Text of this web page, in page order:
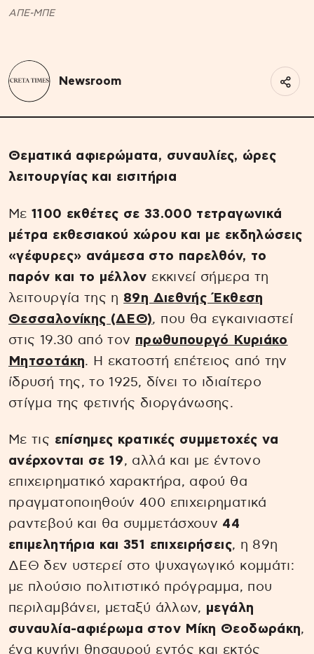
ΑΠΕ-ΜΠΕ
Newsroom
Θεματικά αφιερώματα, συναυλίες, ώρες
λειτουργίας και εισιτήρια
Με1100 εκθέτες σε 33.000 τετραγωνικά
μέτρα εκθεσιακού χώρου και με εκδηλώσεις
«γέφυρες» ανάμεσα στο παρελθόν, το
παρόν και το μέλλον εκκινεί σήμερα τη
λειτουργία της η 89η Διεθνής Έκθεση
Θεσσαλονίκης (ΔΕΘ), που θα εγκαινιαστεί
στις 19.30 από τον πρωθυπουργό Κυριάκο
Μητσοτάκη. Η εκατοστή επέτειος από την
ίδρυσή της, το 1925, δίνει το ιδιαίτερο
στίγμα της φετινής διοργάνωσης.
Με τις επίσημες κρατικές συμμετοχές να
ανέρχονται σε 19, αλλά και με έντονο
επιχειρηματικό χαρακτήρα, αφού θα
πραγματοποιηθούν 400 επιχειρηματικά
ραντεβού και θα συμμετάσχουν 44
επιμελητήρια και 351 επιχειρήσεις, η 89η
ΔΕΘ δεν υστερεί στο ψυχαγωγικό κομμάτι:
με πλούσιο πολιτιστικό πρόγραμμα, που
περιλαμβάνει, μεταξύ άλλων, μεγάλη
συναυλία-αφιέρωμα στον Μίκη Θεοδωράκη,
ένα κυνήγι θησαυρού εντός και εκτός